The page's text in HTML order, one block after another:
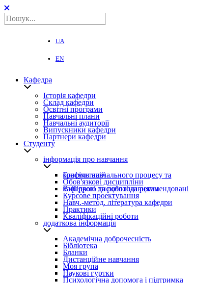
UA
EN
Кафедра
Історія кафедри
Склад кафедри
Освітні програми
Навчальні плани
Навчальні аудиторії
Випускники кафедри
Партнери кафедри
Студенту
інформація про навчання
Графіки навчального процесу та консультацій
Обов'язкові дисципліни
Вибіркові дисципліни рекомендовані кафедрою та роботодавцями
Курсове проектування
Навч.-метод. література кафедри
Практики
Кваліфікаційні роботи
додаткова інформація
Академічна доброчесність
Бібліотека
Бланки
Дистанційне навчання
Моя група
Наукові гуртки
Психологічна допомога і підтримка